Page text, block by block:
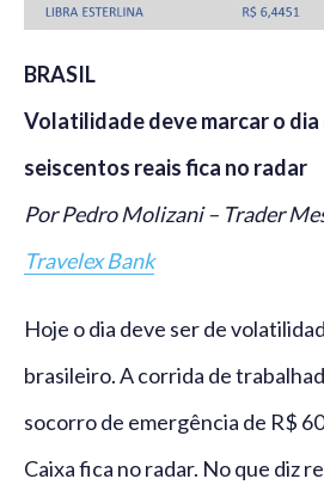
BRASIL
Volatilidade deve marcar o dia
seiscentos reais fica no radar
Por Pedro Molizani – Trader
Travelex Bank
Hoje o dia deve ser de
brasileiro. A corrida de
socorro de emergência de R$
Caixa fica no radar. No que diz